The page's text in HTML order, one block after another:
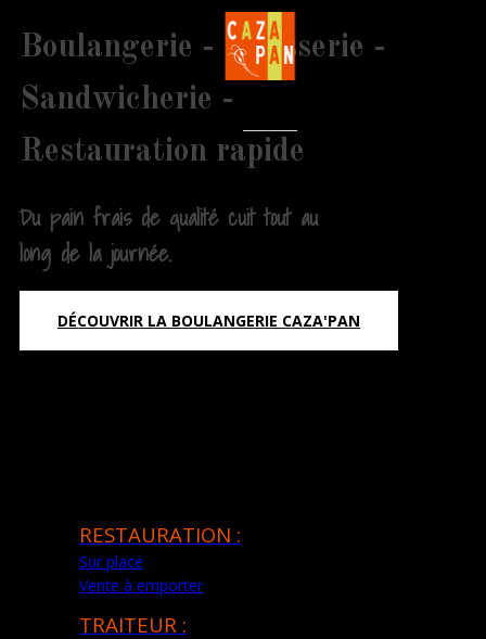
Boulangerie - Pâtisserie -
Sandwicherie -
Restauration rapide
Du pain frais de qualité cuit tout au
long de la journée.
DÉCOUVRIR LA BOULANGERIE CAZA'PAN
RESTAURATION :
Sur place
Vente à emporter
TRAITEUR :